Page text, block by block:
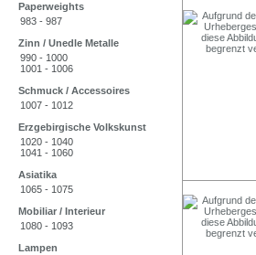
Paperweights
983 - 987
Zinn / Unedle Metalle
990 - 1000
1001 - 1006
Schmuck / Accessoires
1007 - 1012
Erzgebirgische Volkskunst
1020 - 1040
1041 - 1060
Asiatika
1065 - 1075
Mobiliar / Interieur
1080 - 1093
Lampen